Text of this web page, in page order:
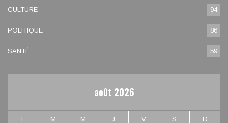
CULTURE 94
POLITIQUE 86
SANTÉ 59
août 2026
L M M J V S D